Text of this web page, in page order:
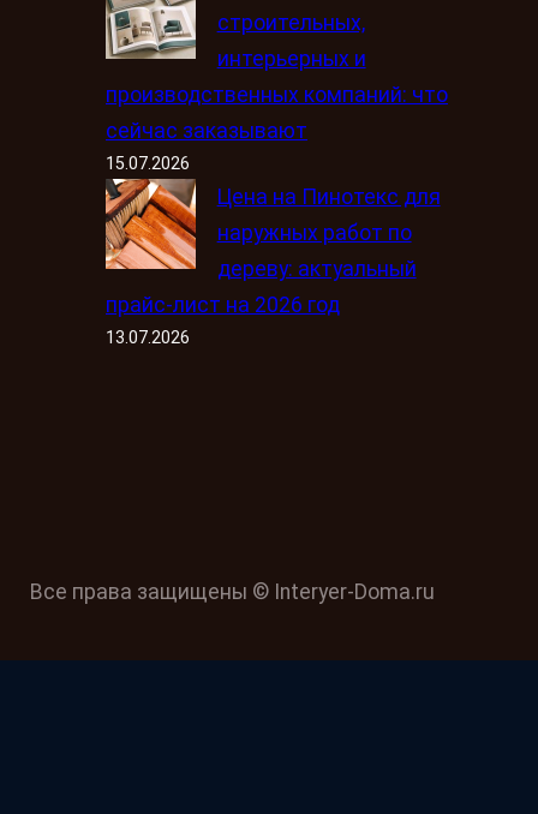
строительных,
интерьерных и
производственных компаний: что
сейчас заказывают
15.07.2026
Цена на Пинотекс для
наружных работ по
дереву: актуальный
прайс-лист на 2026 год
13.07.2026
Все права защищены © Interyer-Doma.ru